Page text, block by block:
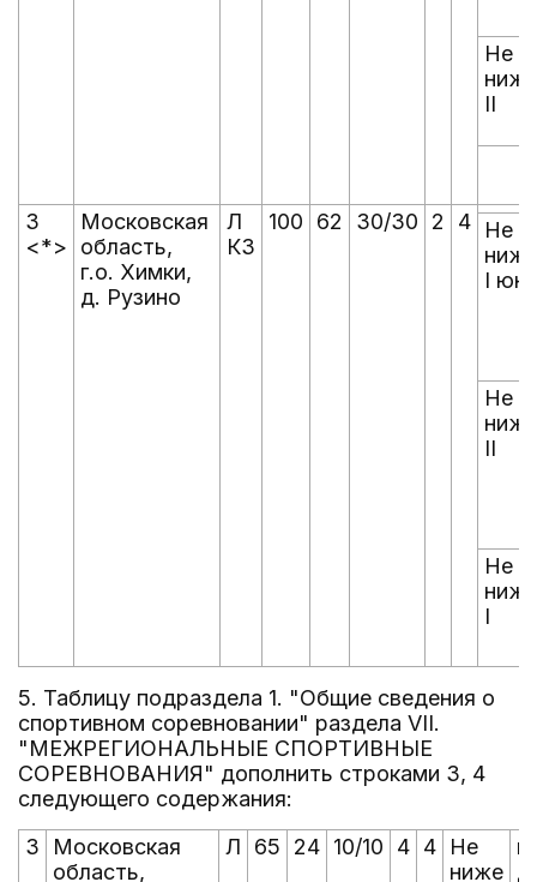
Не
ниже
II
3
<*>
Московская
область,
г.о. Химки,
д. Рузино
Л
КЗ
100 62 30/30 2 4
Не
ниже
I юн
Не
ниже
II
Не
ниже
I
5. Таблицу подраздела 1. "Общие сведения о
спортивном соревновании" раздела VII.
"МЕЖРЕГИОНАЛЬНЫЕ СПОРТИВНЫЕ
СОРЕВНОВАНИЯ" дополнить строками 3, 4
следующего содержания:
3
Московская
область,
Л 65 24 10/10 4 4
Не
ниже